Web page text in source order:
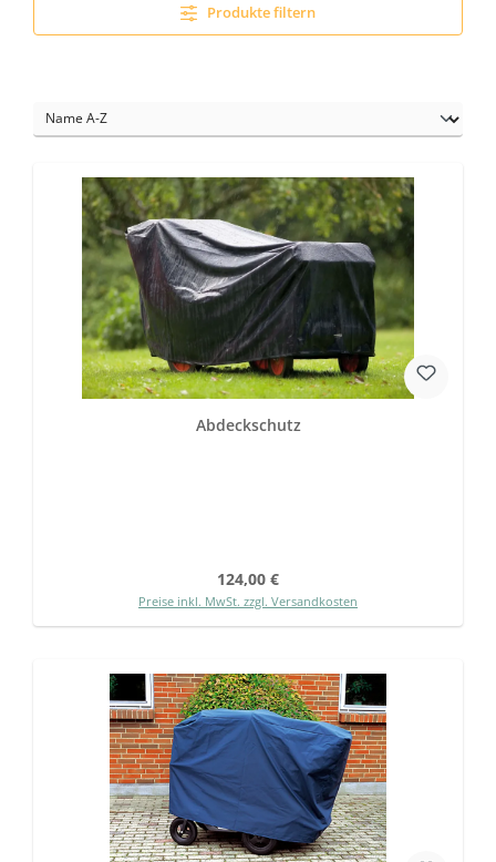
Produkte filtern
Abdeckschutz
Regulärer Preis:
124,00 €
Preise inkl. MwSt. zzgl. Versandkosten